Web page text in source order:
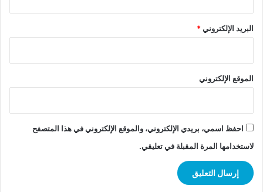
البريد الإلكتروني*
الموقع الإلكتروني
احفظ اسمي، بريدي الإلكتروني، والموقع الإلكتروني في هذا المتصفح
لاستخدامها المرة المقبلة في تعليقي.